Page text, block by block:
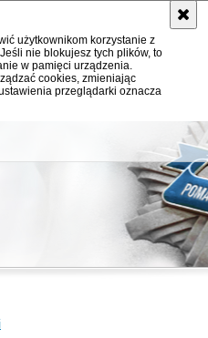
użytkownikom korzystanie z
nie blokujesz tych plików, to
w pamięci urządzenia.
cookies, zmieniając
przeglądarki oznacza